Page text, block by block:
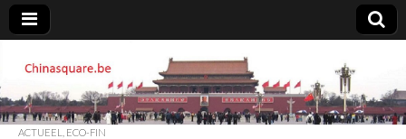
Chinasquare.be
ACTUEEL ECO-FIN